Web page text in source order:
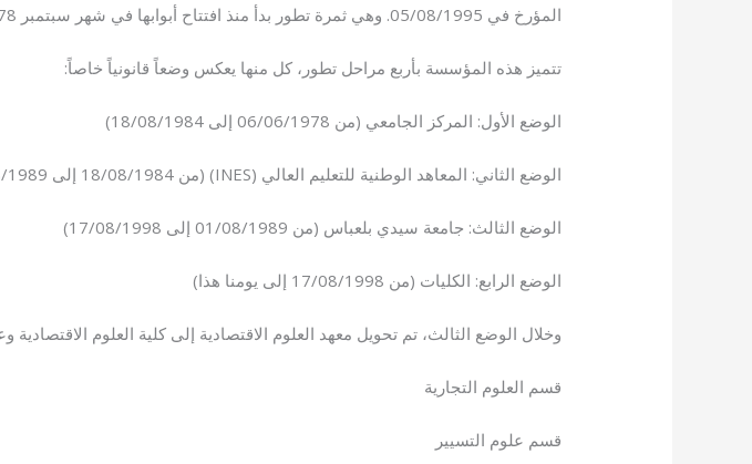
المؤرخ في 05/08/1995. وهي ثمرة تطور بدأ منذ افتتاح أبوابها في شهر سبتمبر 1978.
تتميز هذه المؤسسة بأربع مراحل تطور، كل منها يعكس وضعاً قانونياً خاصاً:
الوضع الأول: المركز الجامعي (من 06/06/1978 إلى 18/08/1984)
الوضع الثاني: المعاهد الوطنية للتعليم العالي (INES) (من 18/08/1984 إلى 01/08/1989)
الوضع الثالث: جامعة سيدي بلعباس (من 01/08/1989 إلى 17/08/1998)
الوضع الرابع: الكليات (من 17/08/1998 إلى يومنا هذا)
وخلال الوضع الثالث، تم تحويل معهد العلوم الاقتصادية إلى كلية العلوم الاقتصادية
قسم العلوم التجارية
قسم علوم التسيير